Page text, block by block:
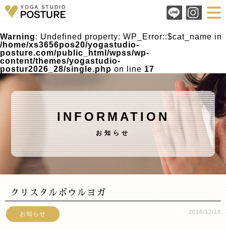
Warning: Undefined property: WP_Error::$cat_name in
/home/xs3656pos20/yogastudio-
posture.com/public_html/wpss/wp-
content/themes/yogastudio-
postur2026_28/single.php on line 17
INFORMATION
お知らせ
クリスタルボウルヨガ
お知らせ 2018/12/18